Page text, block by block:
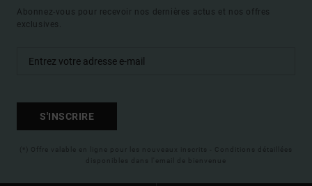
Abonnez-vous pour recevoir nos dernières actus et nos offres
exclusives.
S'INSCRIRE
(*) Offre valable en ligne pour les nouveaux inscrits - Conditions détaillées
disponibles dans l'email de bienvenue